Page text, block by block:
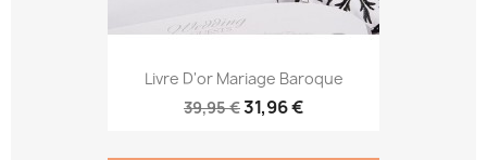
Livre D'or Mariage Baroque
39,95 €31,96 €